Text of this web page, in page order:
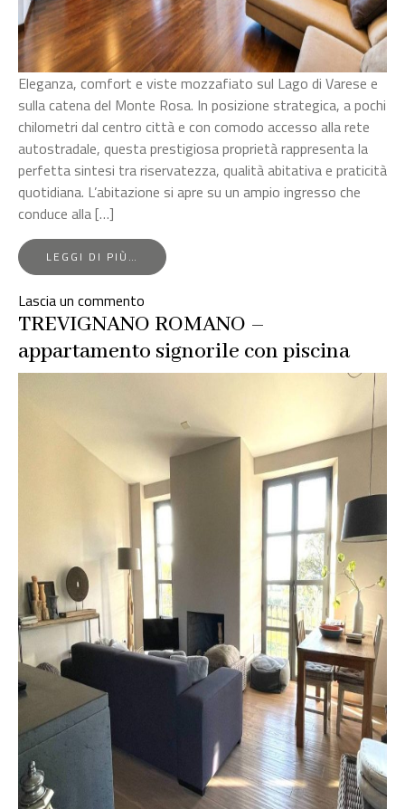
Eleganza, comfort e viste mozzafiato sul Lago di Varese e
sulla catena del Monte Rosa. In posizione strategica, a pochi
chilometri dal centro città e con comodo accesso alla rete
autostradale, questa prestigiosa proprietà rappresenta la
perfetta sintesi tra riservatezza, qualità abitativa e praticità
quotidiana. L’abitazione si apre su un ampio ingresso che
conduce alla […]
LEGGI DI PIÙ…
FROM
APPARTAMENTO
PIANO
CON
PANORAMICO
Lascia un commento
APPARTAMENTO
ALL’ULTIMO
PIANO
PANORAMICO
TREVIGNANO ROMANO –
appartamento signorile con piscina